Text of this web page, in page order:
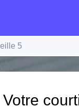
5
Votre